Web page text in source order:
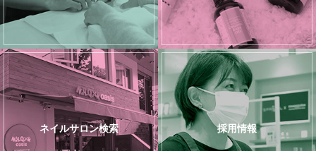
ネイルサロン検索 採用情報